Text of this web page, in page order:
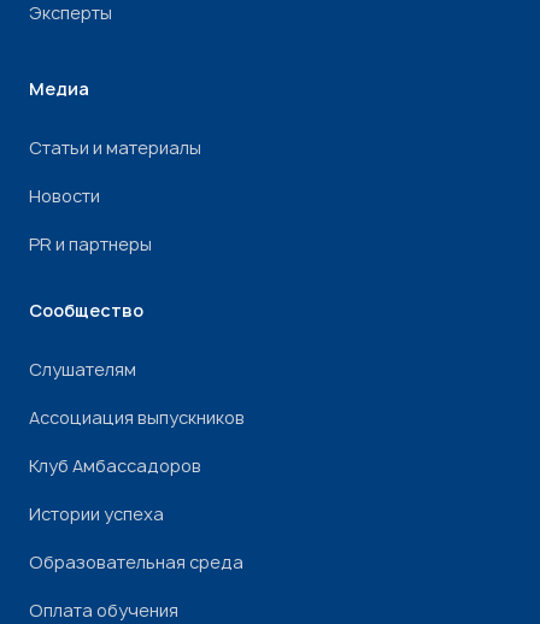
Эксперты
Медиа
Статьи и материалы
Новости
PR и партнеры
Сообщество
Слушателям
Ассоциация выпускников
Клуб Амбассадоров
Истории успеха
Образовательная среда
Оплата обучения